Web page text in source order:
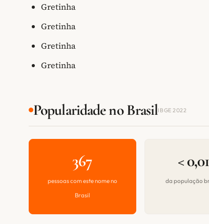
Gretinha
Gretinha
Gretinha
Gretinha
Popularidade no BrasilIBGE 2022
367
pessoas com este nome no
Brasil
<
da população